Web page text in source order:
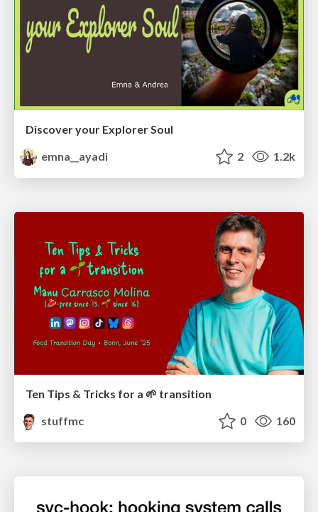
Discover your Explorer Soul
emna__ayadi
2 1.2k
Ten Tips & Tricks for a 🌱 transition
stuffmc
0 160